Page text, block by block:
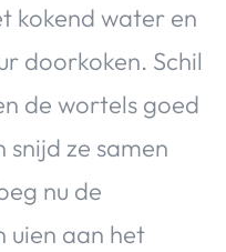
kokend water en
doorkoken. Schil
de wortels goed
snijd ze samen
nu de
uien aan het